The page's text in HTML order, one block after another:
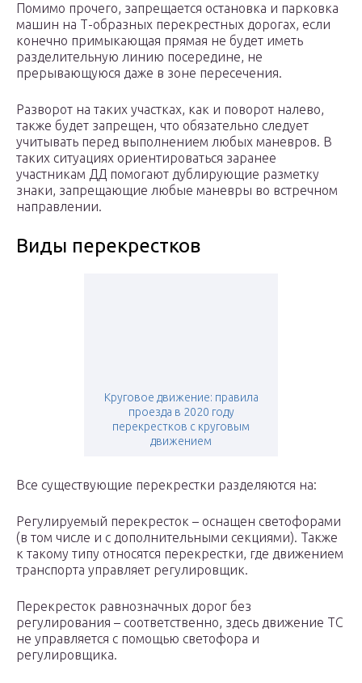
Помимо прочего, запрещается остановка и парковка
машин на Т-образных перекрестных дорогах, если
конечно примыкающая прямая не будет иметь
разделительную линию посередине, не
прерывающуюся даже в зоне пересечения.
Разворот на таких участках, как и поворот налево,
также будет запрещен, что обязательно следует
учитывать перед выполнением любых маневров. В
таких ситуациях ориентироваться заранее
участникам ДД помогают дублирующие разметку
знаки, запрещающие любые маневры во встречном
направлении.
Виды перекрестков
Круговое движение: правила
проезда в 2020 году
перекрестков с круговым
движением
Все существующие перекрестки разделяются на:
Регулируемый перекресток – оснащен светофорами
(в том числе и с дополнительными секциями). Также
к такому типу относятся перекрестки, где движением
транспорта управляет регулировщик.
Перекресток равнозначных дорог без
регулирования – соответственно, здесь движение ТС
не управляется с помощью светофора и
регулировщика.